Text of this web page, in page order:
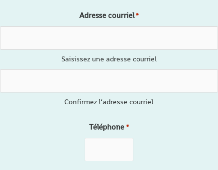
Adresse courriel*
Saisissez une adresse courriel
Confirmez l’adresse courriel
Téléphone *